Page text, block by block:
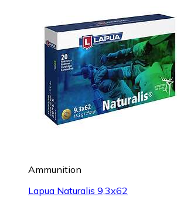
Ammunition
Lapua Naturalis 9,3x62